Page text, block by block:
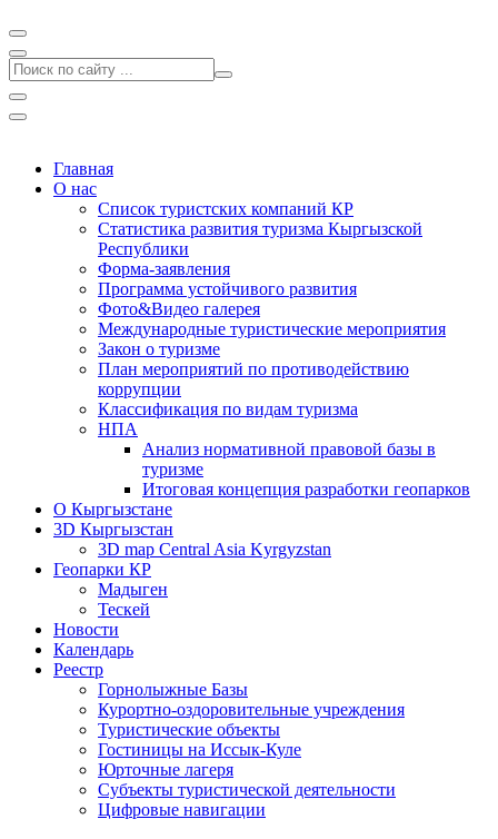
Главная
О нас
Список туристских компаний КР
Статистика развития туризма Кыргызской
Республики
Форма-заявления
Программа устойчивого развития
Фото&Видео галерея
Международные туристические мероприятия
Закон о туризме
План мероприятий по противодействию
коррупции
Классификация по видам туризма
НПА
Анализ нормативной правовой базы в
туризме
Итоговая концепция разработки геопарков
О Кыргызстане
3D Кыргызстан
3D map Central Asia Kyrgyzstan
Геопарки КР
Мадыген
Тескей
Новости
Календарь
Реестр
Горнолыжные Базы
Курортно-оздоровительные учреждения
Туристические объекты
Гостиницы на Иссык-Куле
Юрточные лагеря
Cубъекты туристической деятельности
Цифровые навигации